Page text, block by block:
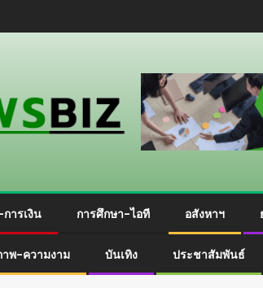
ารเงิน การศึกษา-ไอที อสังหาฯ
พ-ความงาม บันเทิง ประชาสัมพันธ์